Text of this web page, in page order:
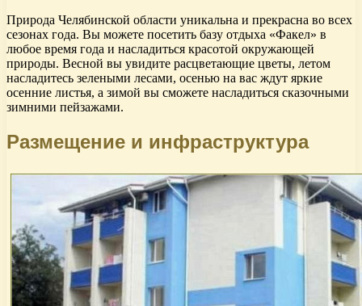
Природа Челябинской области уникальна и прекрасна во всех
сезонах года. Вы можете посетить базу отдыха «Факел» в
любое время года и насладиться красотой окружающей
природы. Весной вы увидите расцветающие цветы, летом
насладитесь зелеными лесами, осенью на вас ждут яркие
осенние листья, а зимой вы сможете насладиться сказочными
зимними пейзажами.
Размещение и инфраструктура